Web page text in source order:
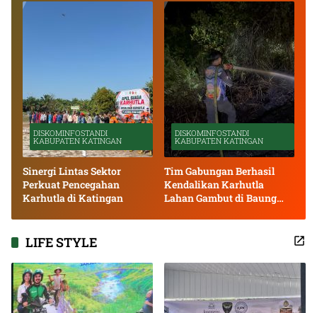
DISKOMINFOSTANDI
KABUPATEN KATINGAN
Sinergi Lintas Sektor
Perkuat Pencegahan
Karhutla di Katingan
DISKOMINFOSTANDI
KABUPATEN KATINGAN
Tim Gabungan Berhasil
Kendalikan Karhutla
Lahan Gambut di Baung
LIFE STYLE